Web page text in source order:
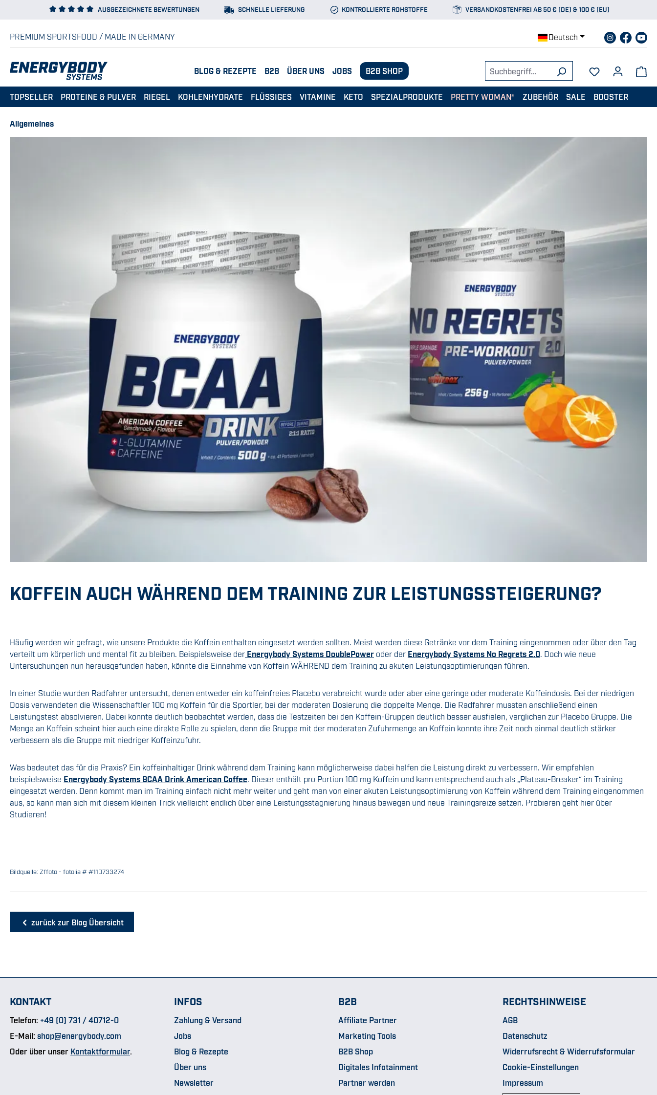
Hauptinhalt springen
Zur Suche springen
Zur Hauptnavigation springenAUSGEZEICHNETE BEWERTUNGEN SCHNELLE LIEFERUNG KONTROLLIERTE ROHSTOFFE VERSANDKOSTENFREI AB 50 € (DE) & 100 € (EU)
PREMIUM SPORTSFOOD / MADE IN GERMANY Deutsch
BLOG & REZEPTE B2B ÜBER UNS JOBS B2B SHOP
TOPSELLER PROTEINE & PULVER RIEGEL KOHLENHYDRATE FLÜSSIGES VITAMINE KETO SPEZIALPRODUKTE PRETTY WOMAN® ZUBEHÖR SALE BOOSTER
Allgemeines
KOFFEIN AUCH WÄHREND DEM TRAINING ZUR LEISTUNGSSTEIGERUNG?
Häufig werden wir gefragt, wie unsere Produkte die Koffein enthalten eingesetzt werden sollten. Meist werden diese Getränke vor dem Training eingenommen oder über den Tag
verteilt um körperlich und mental fit zu bleiben. Beispielsweise der Energybody Systems DoublePower oder der Energybody Systems No Regrets 2.0 . Doch wie neue
Untersuchungen nun herausgefunden haben, könnte die Einnahme von Koffein WÄHREND dem Training zu akuten Leistungsoptimierungen führen.
In einer Studie wurden Radfahrer untersucht, denen entweder ein koffeinfreies Placebo verabreicht wurde oder aber eine geringe oder moderate Koffeindosis. Bei der niedrigen
Dosis verwendeten die Wissenschaftler 100 mg Koffein für die Sportler, bei der moderaten Dosierung die doppelte Menge. Die Radfahrer mussten anschließend einen
Leistungstest absolvieren. Dabei konnte deutlich beobachtet werden, dass die Testzeiten bei den Koffein-Gruppen deutlich besser ausfielen, verglichen zur Placebo Gruppe. Die
Menge an Koffein scheint hier auch eine direkte Rolle zu spielen, denn die Gruppe mit der moderaten Zufuhrmenge an Koffein konnte ihre Zeit noch einmal deutlich stärker
verbessern als die Gruppe mit niedriger Koffeinzufuhr.
Was bedeutet das für die Praxis? Ein koffeinhaltiger Drink während dem Training kann möglicherweise dabei helfen die Leistung direkt zu verbessern. Wir empfehlen
beispielsweise Energybody Systems BCAA Drink American Coffee . Dieser enthält pro Portion 100 mg Koffein und kann entsprechend auch als „Plateau-Breaker“ im Training
eingesetzt werden. Denn kommt man im Training einfach nicht mehr weiter und geht man von einer akuten Leistungsoptimierung von Koffein während dem Training eingenommen
aus, so kann man sich mit diesem kleinen Trick vielleicht endlich über eine Leistungsstagnierung hinaus bewegen und neue Trainingsreize setzen. Probieren geht hier über
Studieren!
Bildquelle: Zffoto - fotolia # #110733274
zurück zur Blog Übersicht
KONTAKT
Telefon: +49 (0) 731 / 40712-0
E-Mail: shop@energybody.com
Oder über unser Kontaktformular.
INFOS
Zahlung & Versand
Jobs
Blog & Rezepte
Über uns
Newsletter
B2B
Affiliate Partner
Marketing Tools
B2B Shop
Digitales Infotainment
Partner werden
RECHTSHINWEISE
AGB
Datenschutz
Widerrufsrecht & Widerrufsformular
Cookie-Einstellungen
Impressum